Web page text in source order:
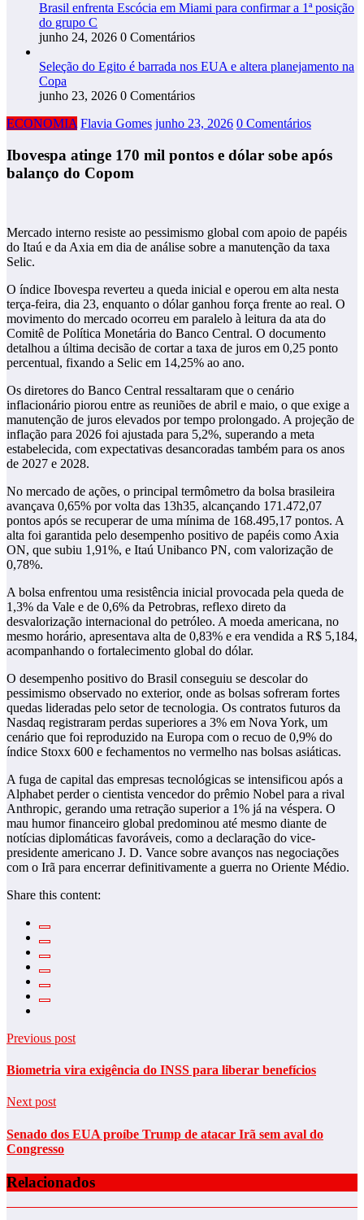
Brasil enfrenta Escócia em Miami para confirmar a 1ª posição
do grupo C
junho 24, 2026 0 Comentários
Seleção do Egito é barrada nos EUA e altera planejamento na
Copa
junho 23, 2026 0 Comentários
ECONOMIA Flavia Gomes junho 23, 2026 0 Comentários
Ibovespa atinge 170 mil pontos e dólar sobe após
balanço do Copom
Mercado interno resiste ao pessimismo global com apoio de papéis
do Itaú e da Axia em dia de análise sobre a manutenção da taxa
Selic.
O índice Ibovespa reverteu a queda inicial e operou em alta nesta
terça-feira, dia 23, enquanto o dólar ganhou força frente ao real. O
movimento do mercado ocorreu em paralelo à leitura da ata do
Comitê de Política Monetária do Banco Central. O documento
detalhou a última decisão de cortar a taxa de juros em 0,25 ponto
percentual, fixando a Selic em 14,25% ao ano.
Os diretores do Banco Central ressaltaram que o cenário
inflacionário piorou entre as reuniões de abril e maio, o que exige a
manutenção de juros elevados por tempo prolongado. A projeção de
inflação para 2026 foi ajustada para 5,2%, superando a meta
estabelecida, com expectativas desancoradas também para os anos
de 2027 e 2028.
No mercado de ações, o principal termômetro da bolsa brasileira
avançava 0,65% por volta das 13h35, alcançando 171.472,07
pontos após se recuperar de uma mínima de 168.495,17 pontos. A
alta foi garantida pelo desempenho positivo de papéis como Axia
ON, que subiu 1,91%, e Itaú Unibanco PN, com valorização de
0,78%.
A bolsa enfrentou uma resistência inicial provocada pela queda de
1,3% da Vale e de 0,6% da Petrobras, reflexo direto da
desvalorização internacional do petróleo. A moeda americana, no
mesmo horário, apresentava alta de 0,83% e era vendida a R$ 5,184,
acompanhando o fortalecimento global do dólar.
O desempenho positivo do Brasil conseguiu se descolar do
pessimismo observado no exterior, onde as bolsas sofreram fortes
quedas lideradas pelo setor de tecnologia. Os contratos futuros da
Nasdaq registraram perdas superiores a 3% em Nova York, um
cenário que foi reproduzido na Europa com o recuo de 0,9% do
índice Stoxx 600 e fechamentos no vermelho nas bolsas asiáticas.
A fuga de capital das empresas tecnológicas se intensificou após a
Alphabet perder o cientista vencedor do prêmio Nobel para a rival
Anthropic, gerando uma retração superior a 1% já na véspera. O
mau humor financeiro global predominou até mesmo diante de
notícias diplomáticas favoráveis, como a declaração do vice-
presidente americano J. D. Vance sobre avanços nas negociações
com o Irã para encerrar definitivamente a guerra no Oriente Médio.
Share this content:
Previous post
Biometria vira exigência do INSS para liberar benefícios
Next post
Senado dos EUA proíbe Trump de atacar Irã sem aval do
Congresso
Relacionados